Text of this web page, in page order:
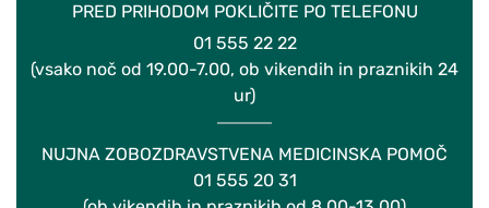
PRED PRIHODOM POKLIČITE PO TELEFONU
01 555 22 22
(vsako noč od 19.00-7.00, ob vikendih in praznikih 24
ur)
NUJNA ZOBOZDRAVSTVENA MEDICINSKA POMOČ
01 555 20 31